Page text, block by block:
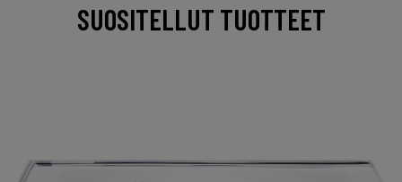
SUOSITELLUT TUOTTEET